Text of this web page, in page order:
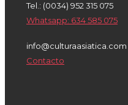
Tel.: (0034) 952 315 075
Whatsapp: 634 585 075
info@culturaasiatica.com
Contacto